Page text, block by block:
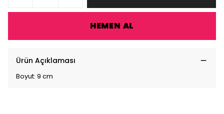
HEMEN AL
Ürün Açıklaması
Boyut: 9 cm